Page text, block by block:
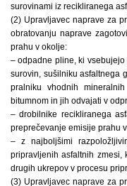
surovinami iz recikliranega
(2) Upravljavec naprave za
obratovanju naprave
prahu v okolje:
– odpadne pline, ki
surovin, sušilniku asfaltnega
pralniku vhodnih
bitumnom in jih odvajati v
– drobilnike recikliranega
preprečevanje emisije prahu
– z najboljšimi
pripravljenih asfaltnih
drugih ukrepov v procesu
(3) Upravljavec naprave za